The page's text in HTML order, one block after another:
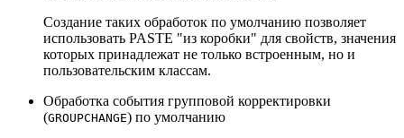
Создание таких обработок по умолчанию позволяет
использовать PASTE "из коробки" для свойств, значения
которых принадлежат не только встроенным, но и
пользовательским классам.
Обработка события групповой корректировки
(GROUPCHANGE) по умолчанию